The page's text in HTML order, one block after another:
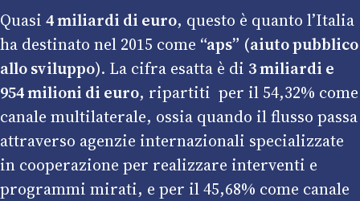
Quasi 4 miliardi di euro, questo è quanto l’Italia
ha destinato nel 2015 come “aps” (aiuto pubblico
allo sviluppo). La cifra esatta è di 3 miliardi e
954 milioni di euro, ripartiti per il 54,32% come
canale multilaterale, ossia quando il flusso passa
attraverso agenzie internazionali specializzate
in cooperazione per realizzare interventi e
programmi mirati, e per il 45,68% come canale